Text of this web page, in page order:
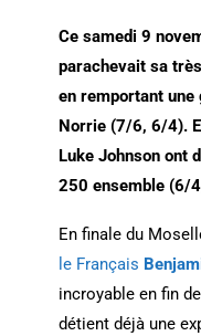
Ce samedi 9
parachevait sa
en remportant
Norrie (7/6, 6/4).
Luke Johnson ont
250 ensemble (6/
En finale du
le Français
incroyable en fin
détient déjà une